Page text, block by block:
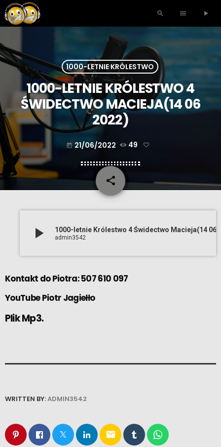
search menu play_arrow
1000-LETNIE KRÓLESTWO
1000-LETNIE KRÓLESTWO 4
ŚWIDECTWO MACIEJA(14 06
2022)
today 21/06/2022 49
share
email
play_arrow admin3542
Kontakt do Piotra: 507 610 097
YouTubePiotr Jagiełło
Plik Mp3.
WRITTEN BY:ADMIN3542
email